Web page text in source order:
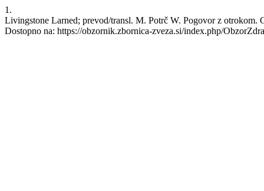
1.
Livingstone Larned; prevod/transl. M. Potrč W. Pogovor z
Dostopno na: https://obzornik.zbornica-zveza.si/index.php/